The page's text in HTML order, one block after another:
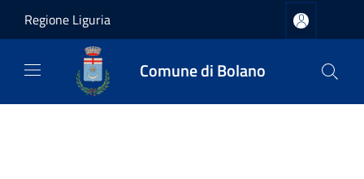
Regione Liguria
Comune di Bolano